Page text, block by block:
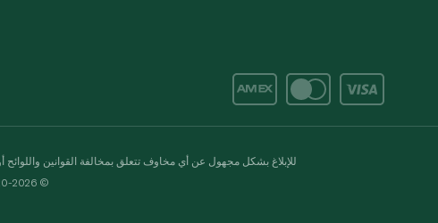
للإبلاغ بشكل مجهول عن أي مخاوف تتعلق بمخالفة القوانين واللوائح
© 2020-2026 سبينس. كل الحقوق محفوظة